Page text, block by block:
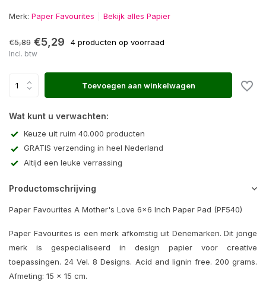
Merk: Paper Favourites Bekijk alles Papier
€5,89 €5,29 4 producten op voorraad
Incl. btw
Toevoegen aan winkelwagen
Wat kunt u verwachten:
Keuze uit ruim 40.000 producten
GRATIS verzending in heel Nederland
Altijd een leuke verrassing
Productomschrijving
Paper Favourites A Mother's Love 6x6 Inch Paper Pad (PF540)
Paper Favourites is een merk afkomstig uit Denemarken. Dit jonge
merk is gespecialiseerd in design papier voor creative
toepassingen. 24 Vel. 8 Designs. Acid and lignin free. 200 grams.
Afmeting: 15 x 15 cm.